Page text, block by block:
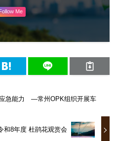
Me
急能力 —常州OPK组织开展车
和8年度 杜鹃花观赏会